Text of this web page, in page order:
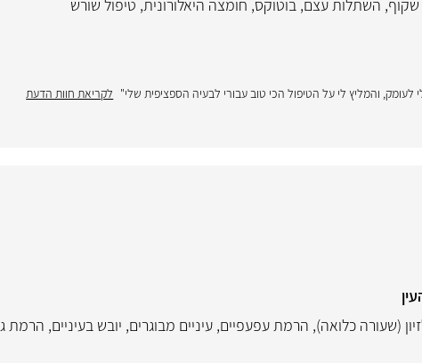
שקוף, השתלות עצם, בוטוקס, חומצה היאלורונית, טיפול שורש
והמליץ לי על הטיפול הכי טוב עבורי לבעיה הספציפית שלי" לקריאת חוות הדעת
(שעורה כלואה), הרמת עפעפיים, עיניים מבוגרים, יובש בעיניים, הרמת